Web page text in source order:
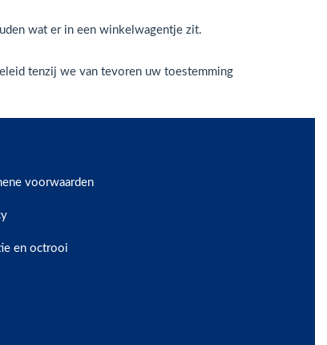
wat er in een winkelwagentje zit.
tenzij we van tevoren uw toestemming
voorwaarden
en octrooi